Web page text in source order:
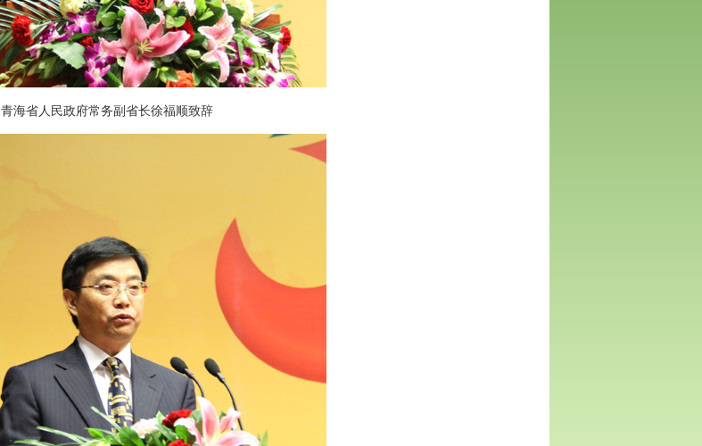
青海省人民政府常务副省长徐福顺致辞